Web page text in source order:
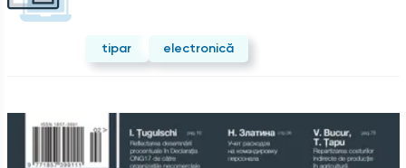
tipar electronică